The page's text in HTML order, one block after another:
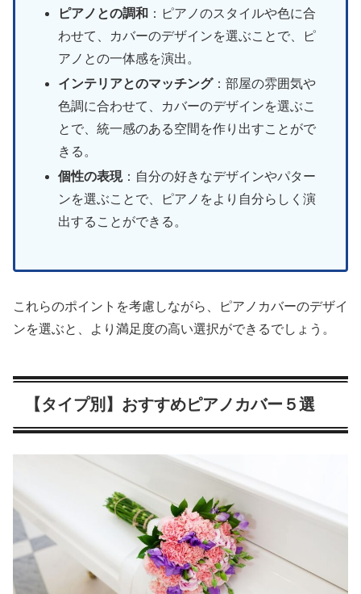
ピアノとの調和 ：ピアノのスタイルや色に合
わせて、カバーのデザインを選ぶことで、ピ
アノとの一体感を演出。
インテリアとのマッチング：部屋の雰囲気や
色調に合わせて、カバーのデザインを選ぶこ
とで、統一感のある空間を作り出すことがで
きる。
個性の表現：自分の好きなデザインやパター
ンを選ぶことで、ピアノをより自分らしく演
出することができる。
これらのポイントを考慮しながら、ピアノカバーのデザイ
ンを選ぶと、より満足度の高い選択ができるでしょう。
【タイプ別】おすすめピアノカバー５選